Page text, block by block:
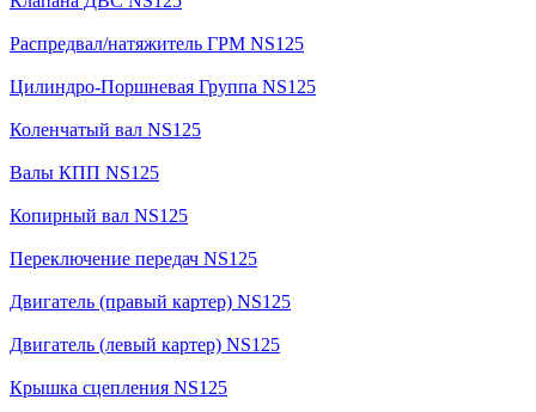
Распредвал/натяжитель ГРМ NS125
Цилиндро-Поршневая Группа NS125
Коленчатый вал NS125
Валы КПП NS125
Копирный вал NS125
Переключение передач NS125
Двигатель (правый картер) NS125
Двигатель (левый картер) NS125
Крышка сцепления NS125